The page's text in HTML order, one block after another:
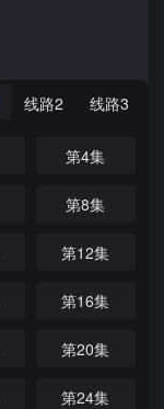
线路2 线路3
第4集
第8集
第12集
第16集
第20集
第24集